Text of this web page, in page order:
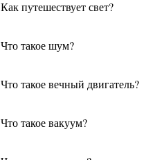
Как путешествует свет?
Что такое шум?
Что такое вечный двигатель?
Что такое вакуум?